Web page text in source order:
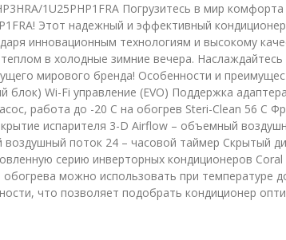
1U25PHP1FRA Погрузитесь в мир
Этот надежный и эффективный
инновационным технологиям и высокому
в холодные зимние вечера.
мирового бренда! Особенности и
блок) Wi-Fi управление (EVO) Поддержка
работа до -20 С на обогрев Steri-Clean 56 С
испарителя 3-D Airflow – объемный
воздушный поток 24 – часовой таймер Скрытый
серию инверторных кондиционеров
можно использовать при температуре
что позволяет подобрать кондиционер